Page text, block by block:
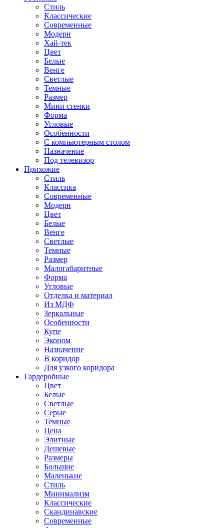
Стиль
Классические
Современные
Модерн
Хай-тек
Цвет
Белые
Венге
Светлые
Темные
Размер
Мини стенки
Форма
Угловые
Особенности
С компьютерным столом
Назначение
Под телевизор
Прихожие
Стиль
Классика
Современные
Модерн
Цвет
Белые
Венге
Светлые
Темные
Размер
Малогабаритные
Форма
Угловые
Отделка и материал
Из МДФ
Зеркальные
Особенности
Купе
Эконом
Назначение
В коридор
Для узкого коридора
Гардеробные
Цвет
Белые
Светлые
Серые
Темные
Цена
Элитные
Дешевые
Размеры
Большие
Маленькие
Стиль
Минимализм
Классические
Скандинавские
Современные